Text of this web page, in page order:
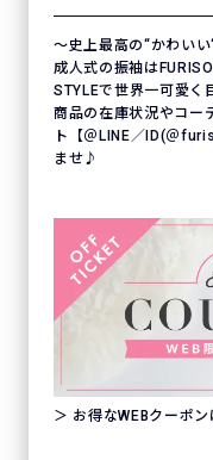
〜史上最高の“かわい
成人式の振袖は
STYLEで世界一可愛
商品の在庫状況やコー
ト【＠LINE／ID(＠
ませ♪
＞ お得なWEBクーポン